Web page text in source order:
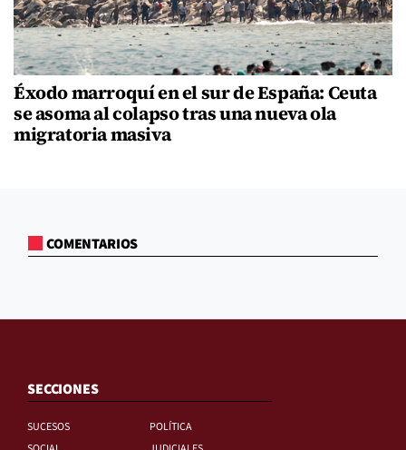
Éxodo marroquí en el sur de España: Ceuta
se asoma al colapso tras una nueva ola
migratoria masiva
COMENTARIOS
SECCIONES
SUCESOS
POLÍTICA